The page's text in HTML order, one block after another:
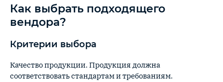
Как выбрать подходящего
вендора?
Критерии выбора
Качество продукции. Продукция должна
соответствовать стандартам и требованиям.